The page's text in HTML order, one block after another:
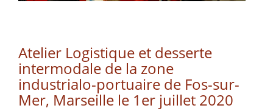
Atelier Logistique et desserte
intermodale de la zone
industrialo-portuaire de Fos-sur-
Mer, Marseille le 1er juillet 2020